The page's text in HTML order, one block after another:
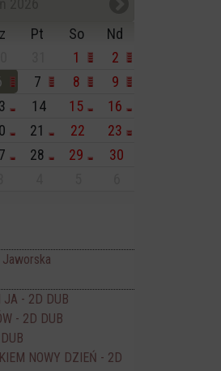
Pt So
Nd
1
2
7 8
9
14 15
16
21 22
23
28 29
30
JA - 2D DUB
- 2D DUB
NOWY DZIEŃ - 2D